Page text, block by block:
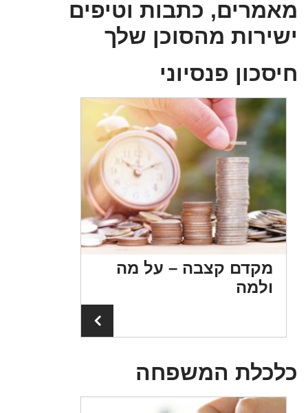
כתבות וטיפים
מהסוכן שלך
פנסיוני
מקדם קצבה – על מה
ולמה
המשפחה